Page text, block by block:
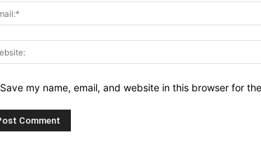
Save my name, email, and website in this browser for